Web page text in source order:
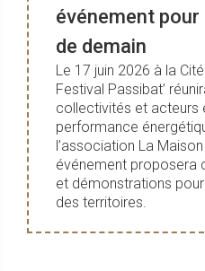
événement
de demain
Le 17 juin 2026 à la
Festival Passibat’
collectivités et acteurs
performance
l’association La
événement proposera
et démonstrations
des territoires.